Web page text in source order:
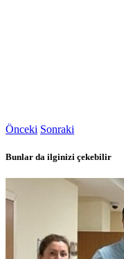
Önceki Sonraki
Bunlar da ilginizi çekebilir